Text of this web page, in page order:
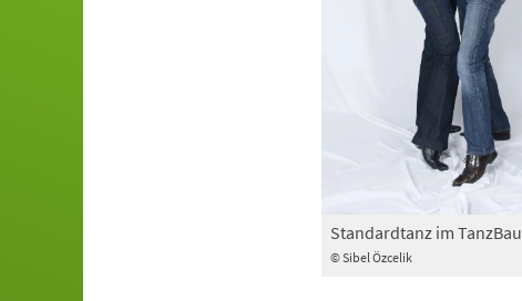
© Sibel Özcelik
Standardtanz im TanzBau